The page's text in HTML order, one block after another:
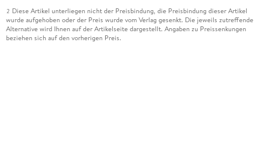
2 Diese Artikel unterliegen nicht der Preisbindung, die Preisbindung dieser Artikel
wurde aufgehoben oder der Preis wurde vom Verlag gesenkt. Die jeweils zutreffende
Alternative wird Ihnen auf der Artikelseite dargestellt. Angaben zu Preissenkungen
beziehen sich auf den vorherigen Preis.